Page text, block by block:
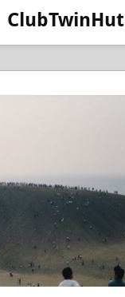
ClubTwinHut